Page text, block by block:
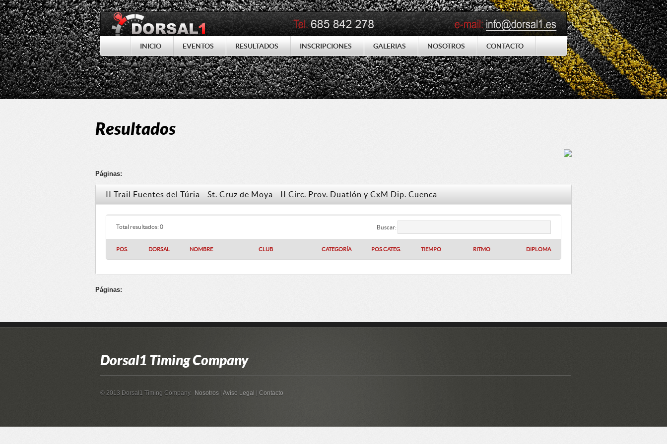
INICIO EVENTOS RESULTADOS INSCRIPCIONES GALERIAS NOSOTROS CONTACTO
Resultados
Páginas:
II Trail Fuentes del Túria - St. Cruz de Moya - II Circ. Prov. Duatlón y CxM Dip. Cuenca
Total resultados: 0 Buscar:
POS. DORSAL NOMBRE CLUB CATEGORÍA POS.CATEG. TIEMPO RITMO DIPLOMA
Páginas:
Dorsal1 Timing Company
© 2013 Dorsal1 Timing Company. Nosotros Aviso Legal Contacto